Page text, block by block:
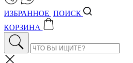
ИЗБРАННОЕ ПОИСК
КОРЗИНА